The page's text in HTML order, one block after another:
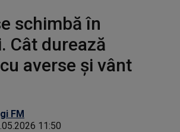
schimbă în
Cât durează
averse și vânt
FM
11:50